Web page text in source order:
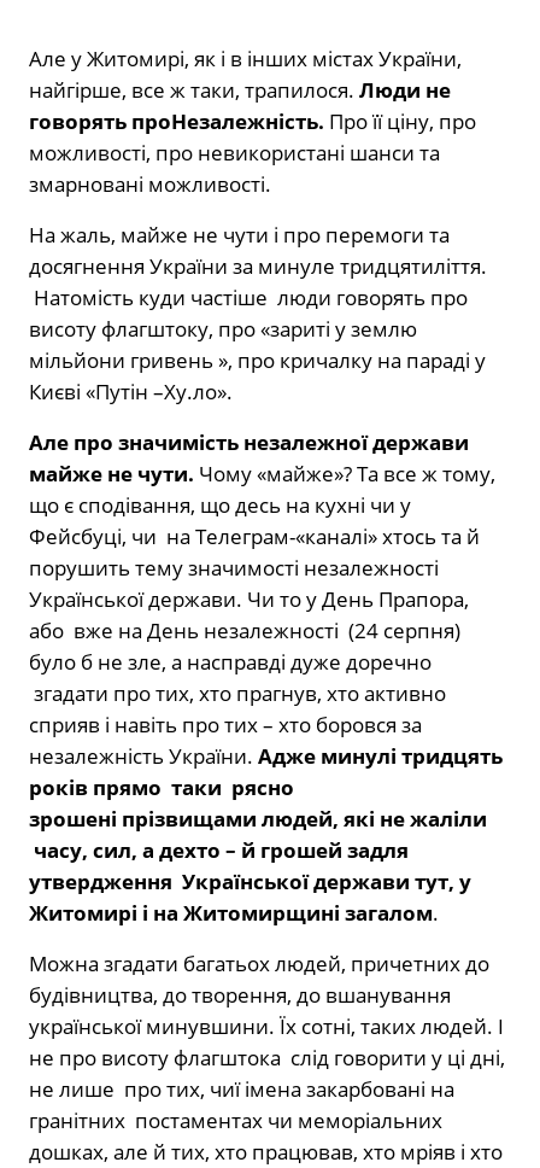
Але у Житомирі, як і в інших містах України,
найгірше, все ж таки, трапилося. Люди не
говорять проНезалежність. Про її ціну, про
можливості, про невикористані шанси та
змарновані можливості.
На жаль, майже не чути і про перемоги та
досягнення України за минуле тридцятиліття.
Натомість куди частіше люди говорять про
висоту флагштоку, про «зариті у землю
мільйони гривень », про кричалку на параді у
Києві «Путін –Ху.ло».
Але про значимість незалежної держави
майже не чути. Чому «майже»? Та все ж тому,
що є сподівання, що десь на кухні чи у
Фейсбуці, чи на Телеграм-«каналі» хтось та й
порушить тему значимості незалежності
Української держави. Чи то у День Прапора,
або вже на День незалежності (24 серпня)
було б не зле, а насправді дуже доречно
згадати про тих, хто прагнув, хто активно
сприяв і навіть про тих – хто боровся за
незалежність України. Адже минулі тридцять
років прямо таки рясно
зрошені прізвищами людей, які не жаліли
часу, сил, а дехто – й грошей задля
утвердження Української держави тут, у
Житомирі і на Житомирщині загалом.
Можна згадати багатьох людей, причетних до
будівництва, до творення, до вшанування
української минувшини. Їх сотні, таких людей. І
не про висоту флагштока слід говорити у ці дні,
не лише про тих, чиї імена закарбовані на
гранітних постаментах чи меморіальних
дошках, але й тих, хто працював, хто мріяв і хто